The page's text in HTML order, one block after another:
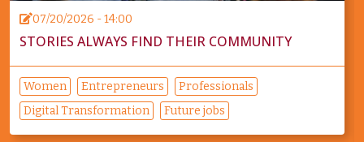
07/20/2026 - 14:00
STORIES ALWAYS FIND THEIR COMMUNITY
Women Entrepreneurs
Professionals
Digital Transformation
Future jobs